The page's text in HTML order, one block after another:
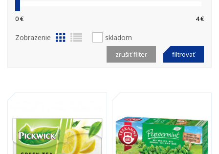
0 € 4 €
Zobrazenie skladom
filtrovať
zrušiť filter